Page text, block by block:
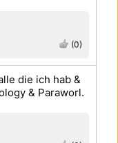
(0)
die ich hab &
& Paraworl.